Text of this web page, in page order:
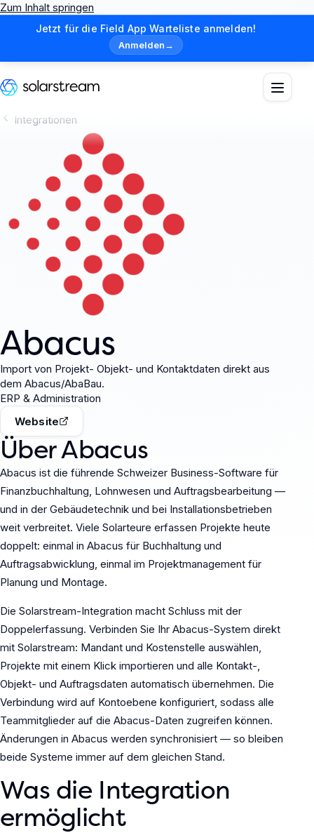
Zum Inhalt springen
Jetzt für die Field App Warteliste anmelden!
Anmelden→
Integrationen
Abacus
Import von Projekt- Objekt- und Kontaktdaten direkt aus
dem Abacus/AbaBau.
ERP & Administration
Website
Über Abacus
Abacus ist die führende Schweizer Business-Software für
Finanzbuchhaltung, Lohnwesen und Auftragsbearbeitung —
und in der Gebäudetechnik und bei Installationsbetrieben
weit verbreitet. Viele Solarteure erfassen Projekte heute
doppelt: einmal in Abacus für Buchhaltung und
Auftragsabwicklung, einmal im Projektmanagement für
Planung und Montage.
Die Solarstream-Integration macht Schluss mit der
Doppelerfassung. Verbinden Sie Ihr Abacus-System direkt
mit Solarstream: Mandant und Kostenstelle auswählen,
Projekte mit einem Klick importieren und alle Kontakt-,
Objekt- und Auftragsdaten automatisch übernehmen. Die
Verbindung wird auf Kontoebene konfiguriert, sodass alle
Teammitglieder auf die Abacus-Daten zugreifen können.
Änderungen in Abacus werden synchronisiert — so bleiben
beide Systeme immer auf dem gleichen Stand.
Was die Integration
ermöglicht